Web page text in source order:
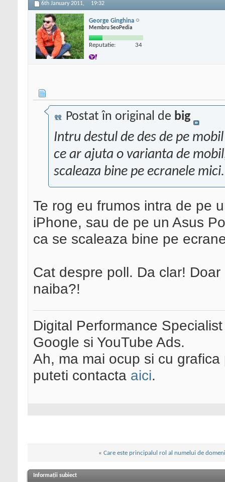
6th January 2011, 19:32
George Ginghina
Membru SeoPedia
Reputatie: 34
Postat în original de big
Intru destul de des de pe
ce ar ajuta o varianta de
scaleaza bine pe ecranele mici.
Te rog eu frumos intra de pe
iPhone, sau de pe un Asus
ca se scaleaza bine pe
Cat despre poll. Da clar!
naiba?!
Digital Performance
Google si YouTube Ads.
Ah, ma mai ocup si cu
puteti contacta aici.
« Care este principalul rol al numelui de
Informații subiect